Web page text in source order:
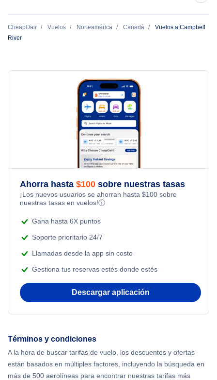
Vuelos de Campbell River a Vancouver
CheapOair Vuelos Norteamérica Canadá
Vuelos a Campbell
River
Ahorra hasta $100 sobre nuestras tasas
¡Los nuevos usuarios se ahorran hasta $100 sobre
nuestras tasas en vuelos!ⓘ
Gana hasta 6X puntos
Soporte prioritario 24/7
Llamadas desde la app sin costo
Gestiona tus reservas estés donde estés
Descargar aplicación
Términos y condiciones
A la hora de buscar tarifas de vuelo, los descuentos y ofertas
están basados en múltiples factores, incluyendo la búsqueda en
más de 500 aerolíneas para encontrar nuestras tarifas más